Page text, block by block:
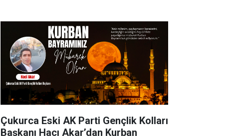
Çukurca Eski AK Parti Gençlik Kolları
Başkanı Hacı Akar’dan Kurban